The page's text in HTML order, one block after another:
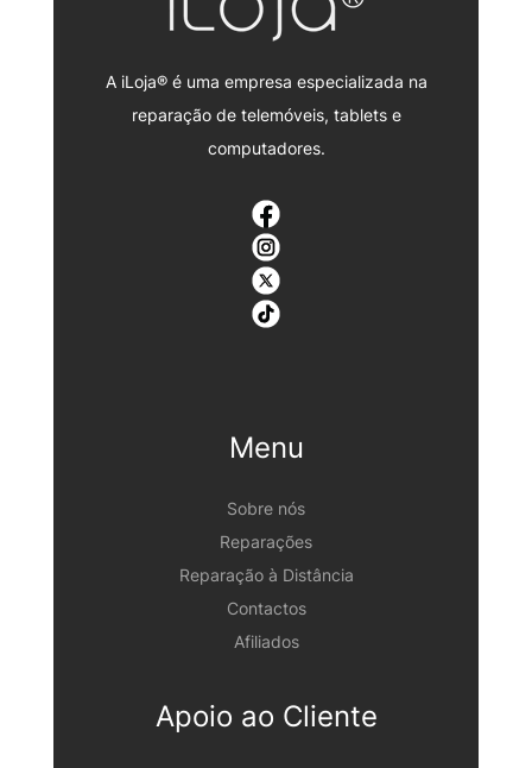
A iLoja® é uma empresa especializada na
reparação de telemóveis, tablets e
computadores.
Menu
Sobre nós
Reparações
Reparação à Distância
Contactos
Afiliados
Apoio ao Cliente